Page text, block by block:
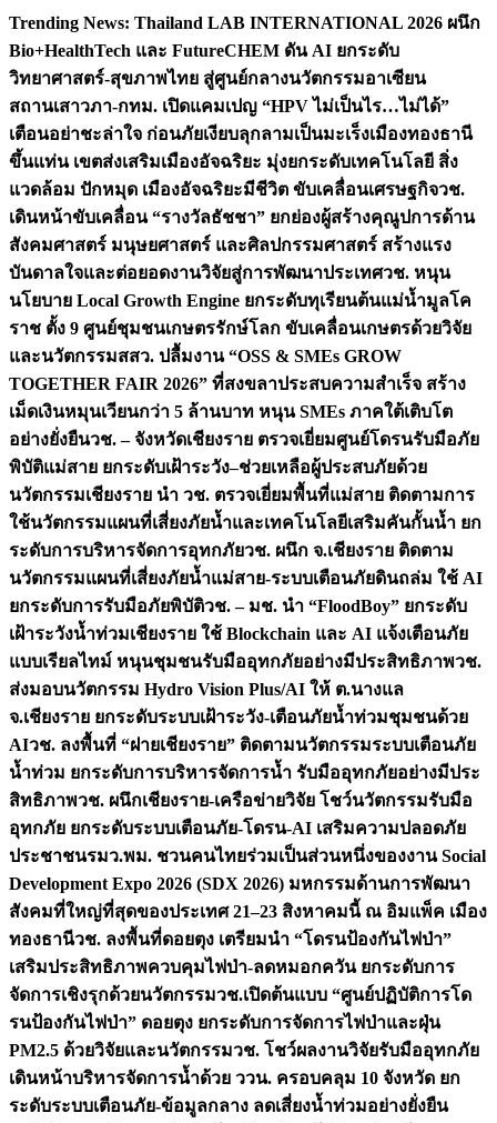
Skip
content
Trending News: Thailand LAB INTERNATIONAL 2026 ผนึก
Bio+HealthTech และ FutureCHEM ดัน AI ยกระดับ
วิทยาศาสตร์-สุขภาพไทย สู่ศูนย์กลางนวัตกรรมอาเซียน
สถานเสาวภา-กทม. เปิดแคมเปญ “HPV ไม่เป็นไร…ไม่ได้”
เตือนอย่าชะล่าใจ ก่อนภัยเงียบลุกลามเป็นมะเร็งเมืองทองธานี
ขึ้นแท่น เขตส่งเสริมเมืองอัจฉริยะ มุ่งยกระดับเทคโนโลยี สิ่ง
แวดล้อม ปักหมุด เมืองอัจฉริยะมีชีวิต ขับเคลื่อนเศรษฐกิจวช.
เดินหน้าขับเคลื่อน “รางวัลธัชชา” ยกย่องผู้สร้างคุณูปการด้าน
สังคมศาสตร์ มนุษยศาสตร์ และศิลปกรรมศาสตร์ สร้างแรง
บันดาลใจและต่อยอดงานวิจัยสู่การพัฒนาประเทศวช. หนุน
นโยบาย Local Growth Engine ยกระดับทุเรียนต้นแม่น้ำมูลโค
ราช ตั้ง 9 ศูนย์ชุมชนเกษตรรักษ์โลก ขับเคลื่อนเกษตรด้วยวิจัย
และนวัตกรรมสสว. ปลื้มงาน “OSS & SMEs GROW
TOGETHER FAIR 2026” ที่สงขลาประสบความสำเร็จ สร้าง
เม็ดเงินหมุนเวียนกว่า 5 ล้านบาท หนุน SMEs ภาคใต้เติบโต
อย่างยั่งยืนวช. – จังหวัดเชียงราย ตรวจเยี่ยมศูนย์โดรนรับมือภัย
พิบัติแม่สาย ยกระดับเฝ้าระวัง–ช่วยเหลือผู้ประสบภัยด้วย
นวัตกรรมเชียงราย นำ วช. ตรวจเยี่ยมพื้นที่แม่สาย ติดตามการ
ใช้นวัตกรรมแผนที่เสี่ยงภัยน้ำและเทคโนโลยีเสริมคันกั้นน้ำ ยก
ระดับการบริหารจัดการอุทกภัยวช. ผนึก จ.เชียงราย ติดตาม
นวัตกรรมแผนที่เสี่ยงภัยน้ำแม่สาย-ระบบเตือนภัยดินถล่ม ใช้ AI
ยกระดับการรับมือภัยพิบัติวช. – มช. นำ “FloodBoy” ยกระดับ
เฝ้าระวังน้ำท่วมเชียงราย ใช้ Blockchain และ AI แจ้งเตือนภัย
แบบเรียลไทม์ หนุนชุมชนรับมืออุทกภัยอย่างมีประสิทธิภาพวช.
ส่งมอบนวัตกรรม Hydro Vision Plus/AI ให้ ต.นางแล
จ.เชียงราย ยกระดับระบบเฝ้าระวัง-เตือนภัยน้ำท่วมชุมชนด้วย
AIวช. ลงพื้นที่ “ฝายเชียงราย” ติดตามนวัตกรรมระบบเตือนภัย
น้ำท่วม ยกระดับการบริหารจัดการน้ำ รับมืออุทกภัยอย่างมีประ
สิทธิภาพวช. ผนึกเชียงราย-เครือข่ายวิจัย โชว์นวัตกรรมรับมือ
อุทกภัย ยกระดับระบบเตือนภัย-โดรน-AI เสริมความปลอดภัย
ประชาชนรมว.พม. ชวนคนไทยร่วมเป็นส่วนหนึ่งของงาน Social
Development Expo 2026 (SDX 2026) มหกรรมด้านการพัฒนา
สังคมที่ใหญ่ที่สุดของประเทศ 21–23 สิงหาคมนี้ ณ อิมแพ็ค เมือง
ทองธานีวช. ลงพื้นที่ดอยตุง เตรียมนำ “โดรนป้องกันไฟป่า”
เสริมประสิทธิภาพควบคุมไฟป่า-ลดหมอกควัน ยกระดับการ
จัดการเชิงรุกด้วยนวัตกรรมวช.เปิดต้นแบบ “ศูนย์ปฏิบัติการโด
รนป้องกันไฟป่า” ดอยตุง ยกระดับการจัดการไฟป่าและฝุ่น
PM2.5 ด้วยวิจัยและนวัตกรรมวช. โชว์ผลงานวิจัยรับมืออุทกภัย
เดินหน้าบริหารจัดการน้ำด้วย ววน. ครอบคลุม 10 จังหวัด ยก
ระดับระบบเตือนภัย-ข้อมูลกลาง ลดเสี่ยงน้ำท่วมอย่างยั่งยืน